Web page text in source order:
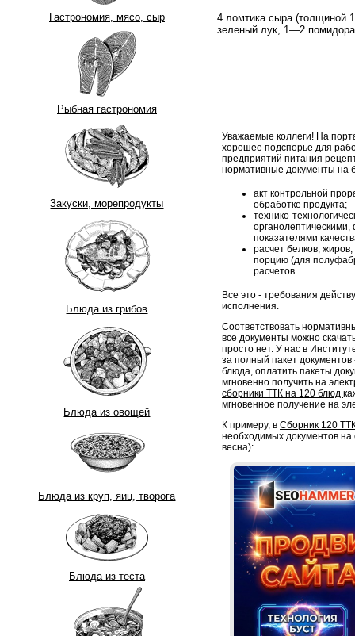
Гастрономия, мясо, сыр
Рыбная гастрономия
Закуски, морепродукты
Блюда из грибов
Блюда из овощей
Блюда из круп, яиц, творога
Блюда из теста
4 ломтика сыра (толщиной
зеленый лук, 1—2
Уважаемые коллеги! На
хорошее подспорье для
предприятий питания
нормативные документы на
акт контрольной
обработке продукта;
технико-
показателями
расчет белков,
порцию (для
расчетов.
Все это - требования
исполнения.
Соответствовать
все документы можно
просто нет. У нас в
за полный пакет
блюда, оплатить пакеты
мгновенно получить на
сборники ТТК на 120 блюд
мгновенное получение на
К примеру, в Сборник 120
необходимых документов
весна):